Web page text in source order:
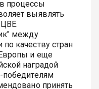
процессы
выявлять
между
качеству стран
и еще
наградой
победителям
принять